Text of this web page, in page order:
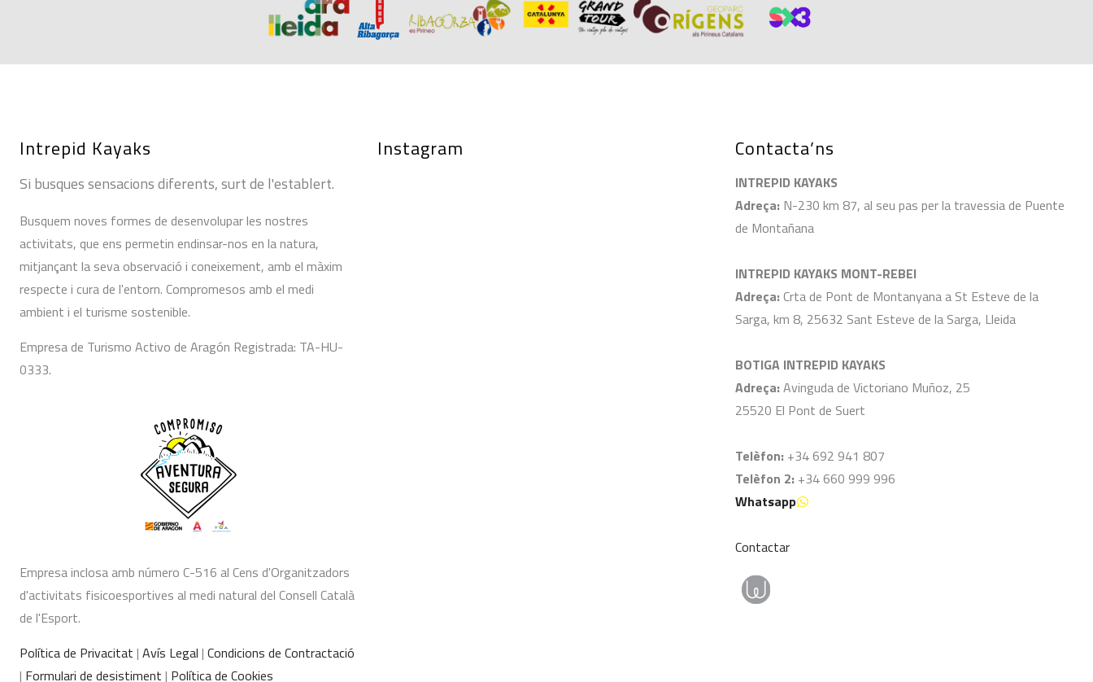
Intrepid Kayaks
Si busques sensacions diferents, surt de l'establert.
Busquem noves formes de desenvolupar les nostres
activitats, que ens permetin endinsar-nos en la natura,
mitjançant la seva observació i coneixement, amb el màxim
respecte i cura de l'entorn. Compromesos amb el medi
ambient i el turisme sostenible.
Empresa de Turismo Activo de Aragón Registrada: TA-HU-
0333.
Empresa inclosa amb número C-516 al Cens d'Organitzadors
d'activitats fisicoesportives al medi natural del Consell Català
de l'Esport.
Política de Privacitat | Avís Legal | Condicions de Contractació
| Formulari de desistiment | Política de Cookies
Instagram Contacta’ns
INTREPID KAYAKS
Adreça: N-230 km 87, al seu pas per la travessia de Puente
de Montañana
INTREPID KAYAKS MONT-REBEI
Adreça: Crta de Pont de Montanyana a St Esteve de la
Sarga, km 8, 25632 Sant Esteve de la Sarga, Lleida
BOTIGA INTREPID KAYAKS
Adreça: Avinguda de Victoriano Muñoz, 25
25520 El Pont de Suert
Telèfon: +34 692 941 807
Telèfon 2: +34 660 999 996
Whatsapp
Contactar